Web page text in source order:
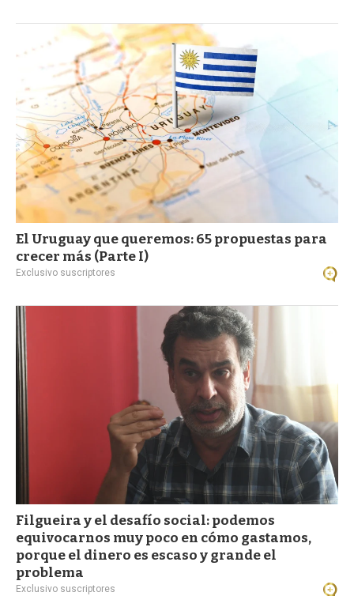
El Uruguay que queremos: 65 propuestas para
crecer más (Parte I)
Exclusivo suscriptores
Filgueira y el desafío social: podemos
equivocarnos muy poco en cómo gastamos,
porque el dinero es escaso y grande el
problema
Exclusivo suscriptores